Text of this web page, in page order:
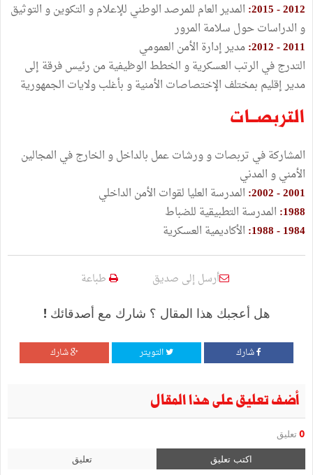
2012
-
2015
: المدير العام للمرصد الوطني للإعلام و التكوين و التوثيق
و الدراسات حول سلامة المرور
2011 - 2012:
مدير إدارة الأمن العمومي
التدرج في الرتب العسكرية و الخطط الوظيفية من رئيس فرقة إلى
مدير إقليم بمختلف الإختصاصات الأمنية و بأغلب ولايات الجمهورية
التربصــات
المشاركة في تربصات و ورشات عمل بالداخل و الخارج في المجالين
الأمني و المدني
2001 - 2002:
المدرسة العليا لقوات الأمن الداخلي
1988: المدرسة التطبيقية للضباط
1984 - 1988:
الأكاديمية العسكرية
أرسل إلى صديق طباعة
هل أعجبك هذا المقال ؟ شارك مع أصدقائك !
شارك التويتر شارك
أضف تعليق على هذا المقال
0 تعليق
اكتب تعليق تعليق